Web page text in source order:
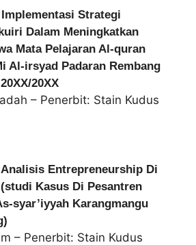
Strategi
Dalam Meningkatkan
Mata Pelajaran Al-quran
Al-irsyad Padaran Rembang
20XX
– Penerbit: Stain Kudus
Entrepreneurship Di
Kasus Di Pesantren
syar’iyyah Karangmangu
– Penerbit: Stain Kudus